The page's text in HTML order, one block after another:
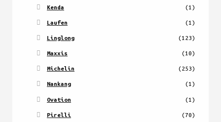
Kenda (1)
Laufen (1)
Linglong (123)
Maxxis (10)
Michelin (253)
Nankang (1)
Ovation (1)
Pirelli (70)